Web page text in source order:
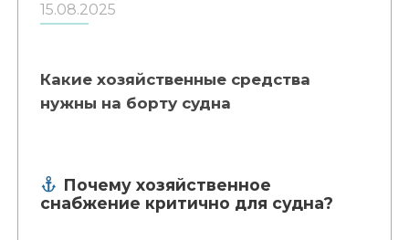
15.08.2025
Какие хозяйственные средства
нужны на борту судна
Почему хозяйственное
снабжение критично для судна?